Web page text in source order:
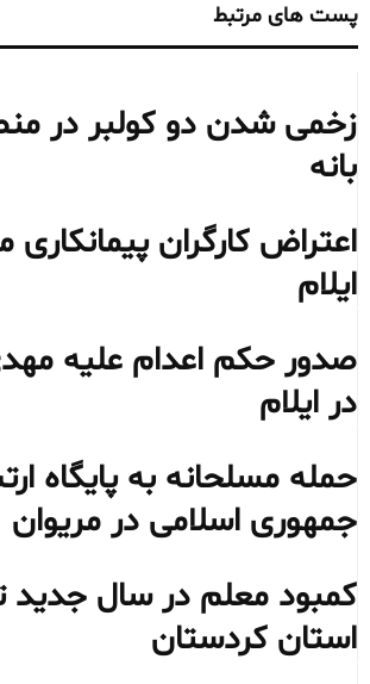
پست های مرتبط
زخمی شدن دو کولبر در
بانه
اعتراض کارگران
ایلام
صدور حکم اعدام علیه
در ایلام
حمله مسلحانه به پایگاه
جمهوری اسلامی در مریوان
کمبود معلم در سال جدید
استان کردستان